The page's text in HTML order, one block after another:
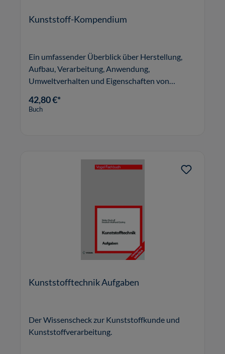
Kunststoff-Kompendium
Ein umfassender Überblick über Herstellung,
Aufbau, Verarbeitung, Anwendung,
Umweltverhalten und Eigenschaften von
42,80 €*
Buch
Kunststofftechnik Aufgaben
Der Wissenscheck zur Kunststoffkunde und
Kunststoffverarbeitung.